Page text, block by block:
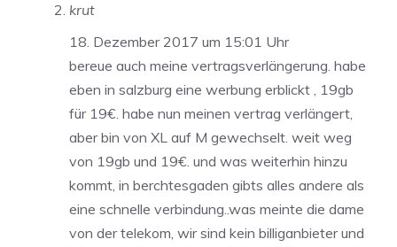
krut
18. Dezember 2017 um 15:01 Uhr
bereue auch meine vertragsverlängerung. habe
eben in salzburg eine werbung erblickt , 19gb
für 19€. habe nun meinen vertrag verlängert,
aber bin von XL auf M gewechselt. weit weg
von 19gb und 19€. und was weiterhin hinzu
kommt, in berchtesgaden gibts alles andere als
eine schnelle verbindung..was meinte die dame
von der telekom, wir sind kein billiganbieter und